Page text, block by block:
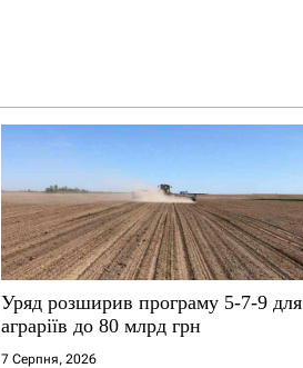
Уряд розширив програму 5-7-9 для
аграріїв до 80 млрд грн
7 Серпня, 2026